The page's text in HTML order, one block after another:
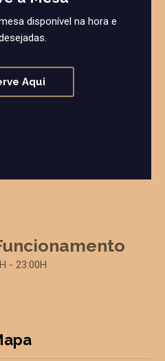
disponível na hora e
Aqui
- 23:00H